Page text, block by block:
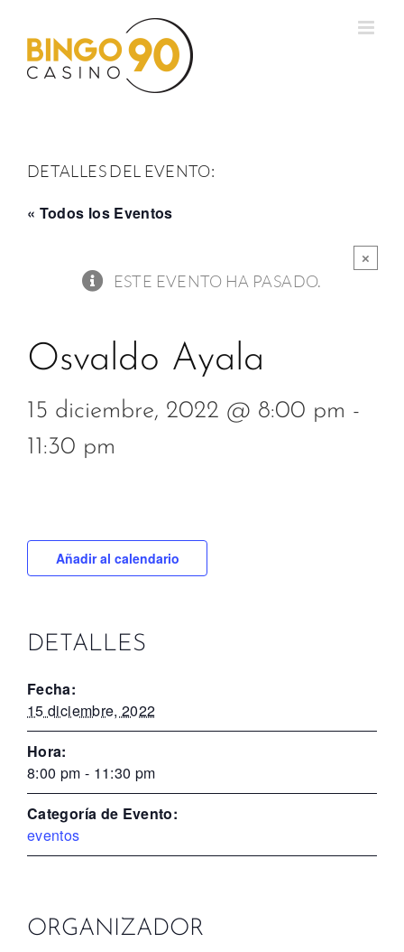
contenido
DETALLES DEL EVENTO:
« Todos los Eventos
×
ESTE EVENTO HA PASADO.
Osvaldo Ayala
15 diciembre, 2022 @ 8:00 pm -
11:30 pm
Añadir al calendario
DETALLES
Fecha:
15 diciembre, 2022
Hora:
8:00 pm - 11:30 pm
Categoría de Evento:
eventos
ORGANIZADOR